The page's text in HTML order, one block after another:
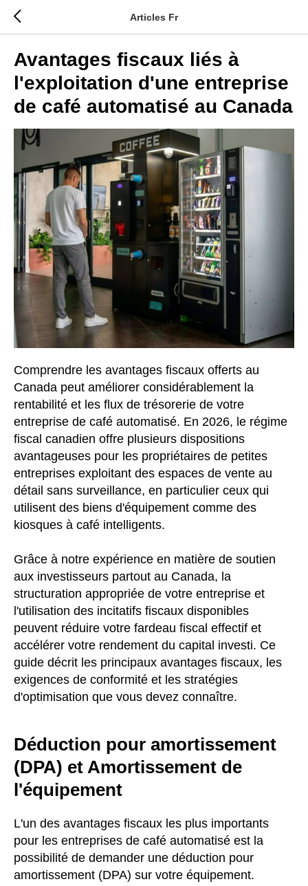
Articles Fr
Avantages fiscaux liés à
l'exploitation d'une entreprise
de café automatisé au Canada
Comprendre les avantages fiscaux offerts au
Canada peut améliorer considérablement la
rentabilité et les flux de trésorerie de votre
entreprise de café automatisé. En 2026, le régime
fiscal canadien offre plusieurs dispositions
avantageuses pour les propriétaires de petites
entreprises exploitant des espaces de vente au
détail sans surveillance, en particulier ceux qui
utilisent des biens d'équipement comme des
kiosques à café intelligents.
Grâce à notre expérience en matière de soutien
aux investisseurs partout au Canada, la
structuration appropriée de votre entreprise et
l'utilisation des incitatifs fiscaux disponibles
peuvent réduire votre fardeau fiscal effectif et
accélérer votre rendement du capital investi. Ce
guide décrit les principaux avantages fiscaux, les
exigences de conformité et les stratégies
d'optimisation que vous devez connaître.
Déduction pour amortissement
(DPA) et Amortissement de
l'équipement
L'un des avantages fiscaux les plus importants
pour les entreprises de café automatisé est la
possibilité de demander une déduction pour
amortissement (DPA) sur votre équipement.